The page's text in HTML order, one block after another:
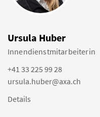
Ursula Huber
Innendienstmitarbeiterin
+41 33 225 99 28
ursula.huber@axa.ch
Details